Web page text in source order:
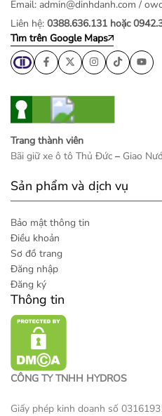
Email: admin@dinhdanh.com /
Liên hệ: 0388.636.131 hoặc
Tìm trên Google Maps
Trang thành viên
Bãi giữ xe ô tô Thủ Đức – Giao
Sản phẩm và dịch vụ
Bảo mật thông tin
Điều khoản
Sơ đồ trang
Đăng nhập
Đăng ký
Thông tin
CÔNG TY TNHH HYDROS
Giấy phép kinh doanh số